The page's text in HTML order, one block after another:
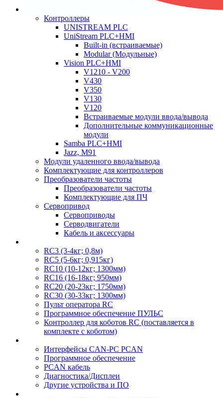
Контроллеры
UNISTREAM PLC
UniStream PLC+HMI
Built-in (встраиваемые)
Modular (Модульные)
Vision PLC+HMI
V1210 - V200
V430
V350
V130
V120
Встраиваемые модули ввода/вывода
Дополнительные коммуникационные
модули
Samba PLC+HMI
Jazz, M91
Модули удаленного ввода/вывода
Комплектующие для контроллеров
Преобразователи частоты
Преобразователи частоты
Комплектующие для ПЧ
Сервопривод
Сервоприводы
Серводвигатели
Кабель и аксессуары
RC3 (3-4кг; 0,8м)
RC5 (5-6кг; 0,915кг)
RC10 (10-12кг; 1300мм)
RC16 (16-18кг; 950мм)
RC20 (20-23кг; 1750мм)
RC30 (30-33кг; 1300мм)
Пульт оператора RC
Программное обеспечение ПУЛЬС
Контроллер для коботов RC (поставляется в
комплекте с коботом)
Интерфейсы CAN-PC PCAN
Программное обеспечение
PCAN кабель
Диагностика/Дисплеи
Другие устройства и ПО